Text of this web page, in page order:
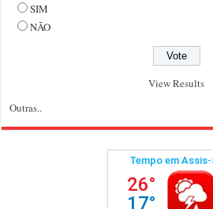
SIM
NÃO
View Results
Outras..